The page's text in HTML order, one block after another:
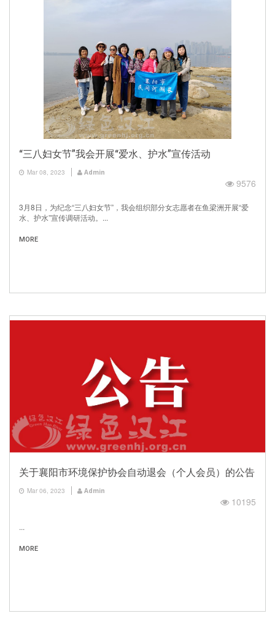
“三八妇女节”我会开展“爱水、护水”宣传活动
Mar 08, 2023 Admin
9576
3月8日，为纪念“三八妇女节”，我会组织部分女志愿者在鱼梁洲开展“爱
水、护水”宣传调研活动。...
MORE
关于襄阳市环境保护协会自动退会（个人会员）的公告
Mar 06, 2023 Admin
10195
...
MORE